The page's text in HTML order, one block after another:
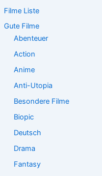
n
n
Filme Liste
Gute Filme
Abenteuer
Action
Anime
Anti-Utopia
Besondere Filme
Biopic
Deutsch
Drama
Fantasy